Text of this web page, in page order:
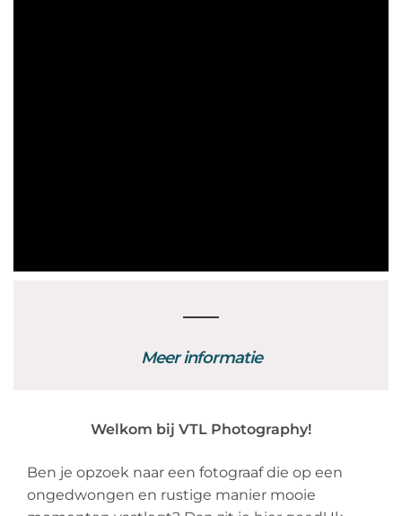
Meer informatie
Welkom bij VTL Photography!
Ben je opzoek naar een fotograaf die op een
ongedwongen en rustige manier mooie